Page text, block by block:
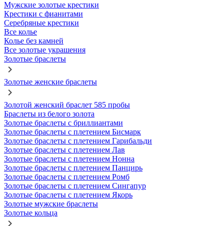
Мужские золотые крестики
Крестики с фианитами
Серебряные крестики
Все колье
Колье без камней
Все золотые украшения
Золотые браслеты
Золотые женские браслеты
Золотой женский браслет 585 пробы
Браслеты из белого золота
Золотые браслеты с бриллиантами
Золотые браслеты с плетением Бисмарк
Золотые браслеты с плетением Гарибальди
Золотые браслеты с плетением Лав
Золотые браслеты с плетением Нонна
Золотые браслеты с плетением Панцирь
Золотые браслеты с плетением Ромб
Золотые браслеты с плетением Сингапур
Золотые браслеты с плетением Якорь
Золотые мужские браслеты
Золотые кольца